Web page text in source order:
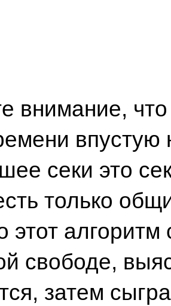
внимание, что
впустую
секи это
только
этот
свободе,
затем